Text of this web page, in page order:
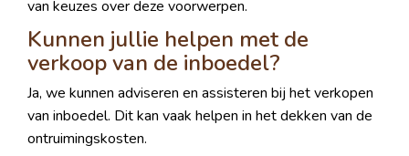
van keuzes over deze voorwerpen.
Kunnen jullie helpen met de
verkoop van de inboedel?
Ja, we kunnen adviseren en assisteren bij het verkopen
van inboedel. Dit kan vaak helpen in het dekken van de
ontruimingskosten.